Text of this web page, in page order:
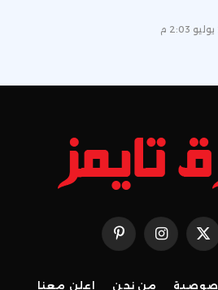
X
(Twitter)
الانستغرامبينتيريست
من نحن إعلن معنا